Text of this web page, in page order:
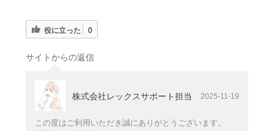
役に立った 0
サイトからの返信
株式会社レックスサポート担当 2025-11-19
この度はご利用いただき誠にありがとうございます。